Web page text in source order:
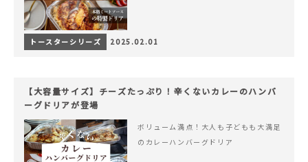
トースターシリーズ 2025.02.01
【大容量サイズ】チーズたっぷり！辛くないカレーのハンバ
ーグドリアが登場
ボリューム満点！大人も子どもも大満足
のカレーハンバーグドリア